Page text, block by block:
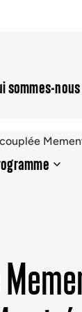
sommes-